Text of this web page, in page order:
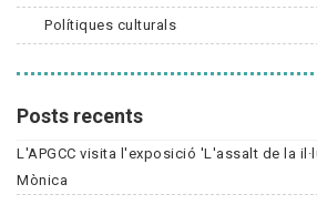
Polítiques culturals
Posts recents
L'APGCC visita l'exposició 'L'assalt de la
Mònica